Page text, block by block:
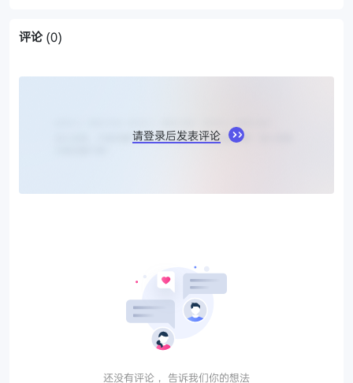
评论 (0)
请登录后发表评论
还没有评论， 告诉我们你的想法